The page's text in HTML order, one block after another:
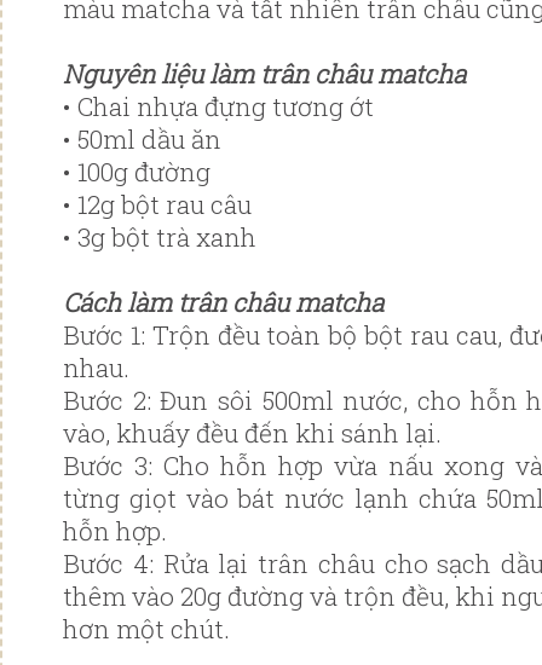
màu matcha và tất nhiên trân châu
Nguyên liệu làm trân châu matcha
• Chai nhựa đựng tương ớt
• 50ml dầu ăn
• 100g đường
• 12g bột rau câu
• 3g bột trà xanh
Cách làm trân châu matcha
Bước 1: Trộn đều toàn bộ bột rau cau,
nhau.
Bước 2: Đun sôi 500ml nước, cho hỗn
vào, khuấy đều đến khi sánh lại.
Bước 3: Cho hỗn hợp vừa nấu xong
từng giọt vào bát nước lạnh chứa
hỗn hợp.
Bước 4: Rửa lại trân châu cho sạch
thêm vào 20g đường và trộn đều, khi
hơn một chút.